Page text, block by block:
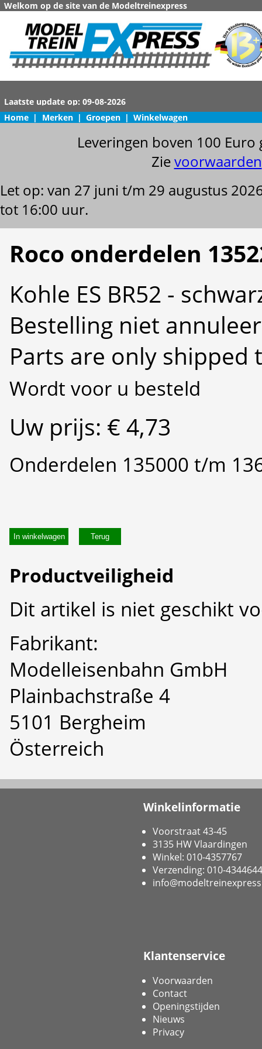
Welkom op de site van de Modeltreinexpress
Home | Merken | Groepen | Winkelwagen
Leveringen boven 100
Zievoorwaarden
Let op: van 27 juni t/m 29 augustus
tot 16:00 uur.
Roco onderdelen
Kohle ES BR52 -
Bestelling niet
Parts are only shipped
Wordt voor u besteld
Uw prijs: € 4,73
Onderdelen 135000 t/m
In winkelwagen
Productveiligheid
Dit artikel is niet geschikt
Fabrikant:
Modelleisenbahn GmbH
Plainbachstraße 4
5101 Bergheim
Österreich
Winkelinformatie
Voorstraat 43-45
3135 HW Vlaardingen
Winkel: 010-4357767
Verzending: 010-4344644
Klantenservice
Voorwaarden
Contact
Openingstijden
Nieuws
Privacy